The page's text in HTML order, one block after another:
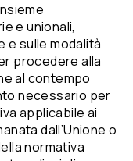
e unionali,
e sulle modalità
procedere alla
al contempo
necessario per
applicabile ai
dall’Unione o
normativa